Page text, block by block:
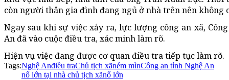
còn người thân gia đình đang ngủ ở nhà trên nên không
Ngay sau khi sự việc xảy ra, lực lượng công an xã,
An đã vào cuộc điều tra, xác minh làm rõ.
Hiện vụ việc đang được cơ quan điều tra tiếp tục làm rõ.
Tags:Nghệ Anđiều traChủ tịch xãném mìnCông an tỉnh Nghệ An
nổ lớn tại nhà chủ tịch xãnổ lớn